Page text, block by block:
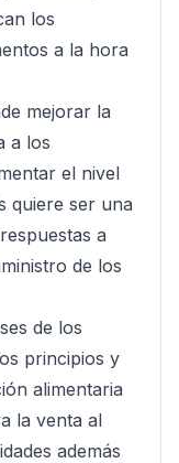
los
a la hora
mejorar la
a los
el nivel
quiere ser una
a
de los
de los
principios y
alimentaria
la venta al
además